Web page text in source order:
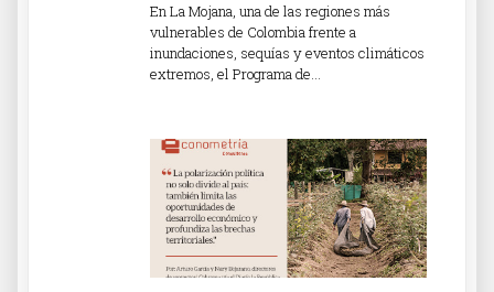
En La Mojana, una de las regiones más
vulnerables de Colombia frente a
inundaciones, sequías y eventos climáticos
extremos, el Programa de…